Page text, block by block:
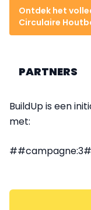
Ontdek het
Circulaire
PARTNERS
BuildUp is een
met: